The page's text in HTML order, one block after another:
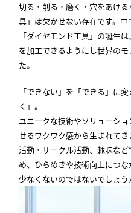
切る・削る・磨く・穴をあけ
具」は欠かせない存在です。
「ダイヤモンド工具」の誕生
を加工できるようにし世界の
た。
「できない」を「できる」に
く」。
ユニークな技術やソリューシ
せるワクワク感から生まれて
活動・サークル活動、趣味な
め、ひらめきや技術向上につ
少なくないのではないでしょう